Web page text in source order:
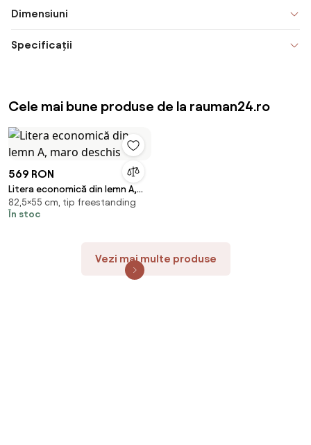
Dimensiuni
Specificații
Cele mai bune produse de la rauman24.ro
569 RON
Litera economică din lemn A,
maro deschis
82,5×55 cm, tip freestanding
În stoc
Vezi mai multe produse